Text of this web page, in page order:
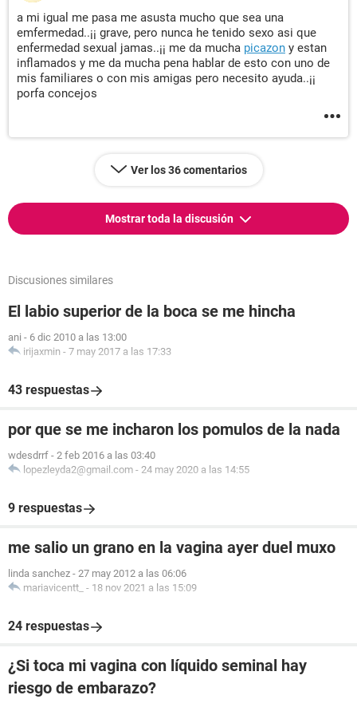
a mi igual me pasa me asusta mucho que sea una
emfermedad..¡¡ grave, pero nunca he tenido sexo asi que
enfermedad sexual jamas..¡¡ me da mucha picazon y estan
inflamados y me da mucha pena hablar de esto con uno de
mis familiares o con mis amigas pero necesito ayuda..¡¡
porfa concejos
Ver los 36 comentarios
Mostrar toda la discusión
Discusiones similares
El labio superior de la boca se me hincha
ani - 6 dic 2010 a las 13:00
irijaxmin - 7 may 2017 a las 17:33
43 respuestas
por que se me incharon los pomulos de la nada
wdesdrrf - 2 feb 2016 a las 03:40
lopezleyda2@gmail.com - 24 may 2020 a las 14:55
9 respuestas
me salio un grano en la vagina ayer duel muxo
linda sanchez - 27 may 2012 a las 06:06
mariavicentt_ - 18 nov 2021 a las 15:09
24 respuestas
¿Si toca mi vagina con líquido seminal hay
riesgo de embarazo?